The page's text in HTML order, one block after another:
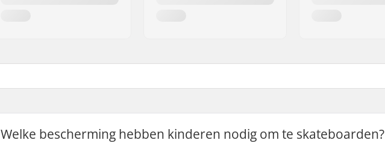
Welke bescherming hebben kinderen nodig om te skateboarden?